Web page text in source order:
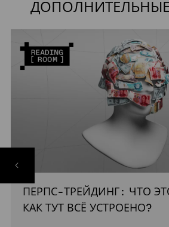
ДОПОЛНИТЕЛЬНЫЕ
ПЕРПС-ТРЕЙДИНГ: ЧТО
КАК ТУТ ВСЁ УСТРОЕНО?